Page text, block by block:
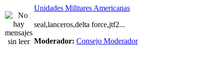
Unidades Militares Americanas
seal,lanceros,delta force,jtf2...
Moderador: Consejo Moderador